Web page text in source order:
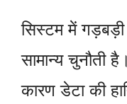
सिस्टम में
सामान्य चुनौती
कारण डेटा की